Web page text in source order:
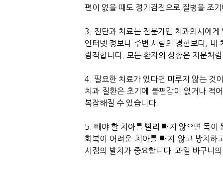
편이
없을 때도 정기검진으로 질병을 조
3. 진단과 치료는 전문가인 치과의사에게
인터넷 정보나 주변 사람의 경험보다, 내
람직합니다. 모든 환자의 상황은 지문처럼
4. 필요한 치료가 있다면 미루지 않는 것이
치과 질환은 초기에 불편감이 없거나 적어
복잡해질 수 있습니다.
5. 빼야 할 치아를 빨리 빼지 않으면 독이
회복이
어려운 치아를 빼지 않고 방치하
시점의
발치가 중요합니다. 과일 바구니의